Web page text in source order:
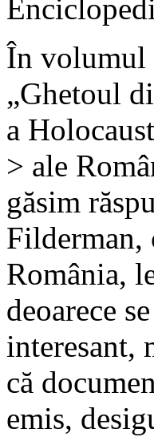
În volumul
„Ghetoul
a
> ale
găsim
România,
deoarece
interesant,
că
emis,